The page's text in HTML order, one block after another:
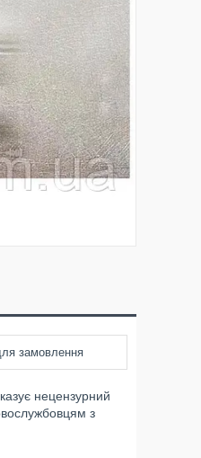
замовлення
нецензурний
з